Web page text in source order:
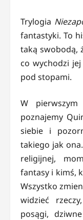
Trylogia
fantastyki. To
taką swobodą,
co wychodzi
pod stopami.
W
poznajemy
siebie i
takiego jak
religijnej,
fantasy i kimś,
Wszystko
widzieć
posągi,